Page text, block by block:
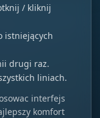
/ kliknij
istniejących
drugi raz.
liniach.
interfejs
komfort